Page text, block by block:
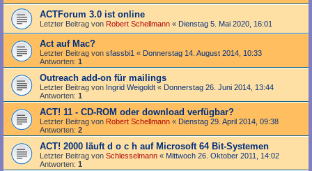
ACTForum 3.0 ist online
Letzter Beitrag von Robert Schellmann « Dienstag 5. Mai 2020, 16:01
Act auf Mac?
Letzter Beitrag von sfassbi1 « Donnerstag 14. August 2014, 10:33
Antworten: 1
Outreach add-on für mailings
Letzter Beitrag von Ingrid Weigoldt « Donnerstag 26. Juni 2014, 13:44
Antworten: 1
ACT! 11 - CD-ROM oder download verfügbar?
Letzter Beitrag von Robert Schellmann « Dienstag 29. April 2014, 09:38
Antworten: 2
ACT! 2000 läuft d o c h auf Microsoft 64 Bit-Systemen
Letzter Beitrag von Schlesselmann « Mittwoch 26. Oktober 2011, 14:02
Antworten: 1